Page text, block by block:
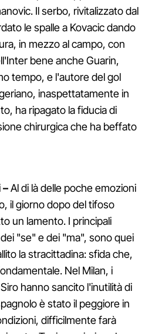
Il serbo, rivitalizzato dal
le spalle a Kovacic dando
in mezzo al campo, con
bene anche Guarin,
tempo, e l'autore del gol
inaspettatamente in
ha ripagato la fiducia di
chirurgica che ha beffato
Al di là delle poche emozioni
il giorno dopo del tifoso
un lamento. I principali
"se" e dei "ma", sono quei
la stracittadina: sfida che,
Nel Milan, i
hanno sancito l'inutilità di
è stato il peggiore in
difficilmente farà